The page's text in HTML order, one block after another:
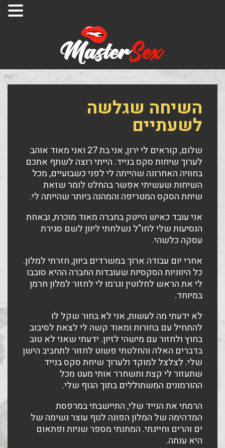
השיחה שגלשה
לשעתיים
שלום, קוראים לי ירון, אני בת 27 ואני מאוד אוהב
לערוך שיחות סקס בנייד. הייתי רוצה לשתף אתכם
בחוויה האחרונה שהייתה לי לפני כשבועיים, מכל
השיחות שעשיתי אפשר בהחלט לומר שזאת
שיחת הסקס המטריפה והמהנה ביותר שהייתה לי.
אני עובד כאיש הייטק בחברה מאוד מוכרת, ובאחת
הנסיעות שלי לחו"ל נשלחתי ליוון לשם סגירת
עסקה כלשהי.
אחרי יום עבודה ארוך במשרדים ביוון, חזרתי למלון.
כל היווניות הסקסיות שעובדות החברה ההיא סובבו
לי את הראש לחלוטין וגרמו לי לחזור למלון חרמן
במיוחד.
לא ידעתי מה לעשות, אני לא בחור שקל לו
להתחיל עם בחורות ומאוד קשה לי לצאת לסיבוב
בחוץ ולחזור עם מישהי לזיון. ידעתי שאני לא טוב
בדברים האלה והחלטתי פשוט לחזור לתחביב הישן
שלי. לצלצל למוקד ולערוך שיחת סקס בנייד
שתעזור לי קצת ותשחרר אותי מעט מכל
ההורמונים המשתוללים בתוך הגוף שלי.
הרמתי את הנייד שלי, התיישבתי במרפסת
המדהימה של המלון הפונה לנוף עוצר נשימה של
ים והרים וחייגתי. המתנתי מספר שניות ופתאום
היא ענתה.